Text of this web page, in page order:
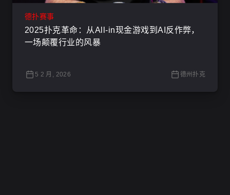
德扑赛事
2025扑克革命：从All-in现金游戏到AI反作弊，
一场颠覆行业的风暴
5 2 月, 2026 德州扑克